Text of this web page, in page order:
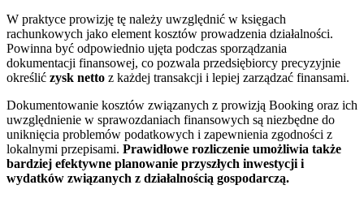
W praktyce prowizję tę należy uwzględnić w księgach
rachunkowych jako element kosztów prowadzenia działalności.
Powinna być odpowiednio ujęta podczas sporządzania
dokumentacji finansowej, co pozwala przedsiębiorcy precyzyjnie
określić zysk netto z każdej transakcji i lepiej zarządzać finansami.
Dokumentowanie kosztów związanych z prowizją Booking oraz ich
uwzględnienie w sprawozdaniach finansowych są niezbędne do
uniknięcia problemów podatkowych i zapewnienia zgodności z
lokalnymi przepisami. Prawidłowe rozliczenie umożliwia także
bardziej efektywne planowanie przyszłych inwestycji i
wydatków związanych z działalnością gospodarczą.